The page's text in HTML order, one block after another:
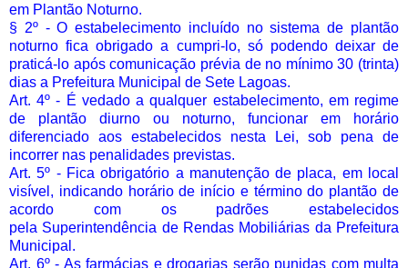
em Plantão Noturno.
§ 2º - O estabelecimento incluído no sistema de plantão
noturno fica obrigado a cumpri-lo, só podendo deixar de
praticá-lo após comunicação prévia de no mínimo 30 (trinta)
dias a Prefeitura Municipal de Sete Lagoas.
Art. 4º - É vedado a qualquer estabelecimento, em regime
de plantão diurno ou noturno, funcionar em horário
diferenciado aos estabelecidos nesta Lei, sob pena de
incorrer nas penalidades previstas.
Art. 5º - Fica obrigatório a manutenção de placa, em local
visível, indicando horário de início e término do plantão de
acordo com os padrões estabelecidos
pela Superintendência de Rendas Mobiliárias da Prefeitura
Municipal.
Art. 6º - As farmácias e drogarias serão punidas com multa